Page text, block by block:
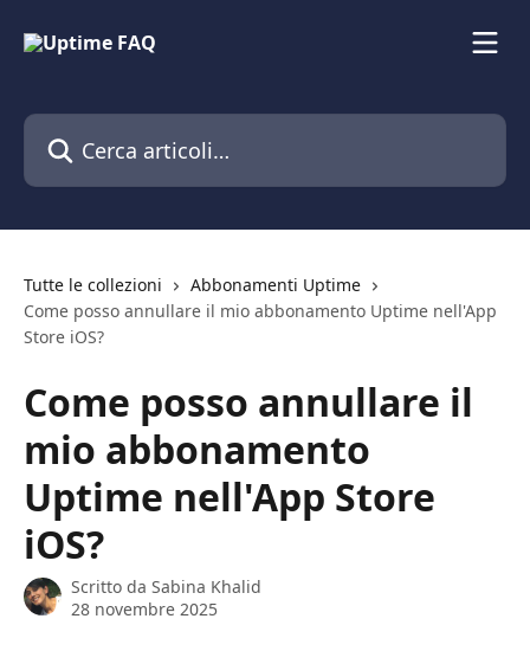
Cerca articoli…
Tutte le collezioni
Abbonamenti Uptime
Come posso annullare il mio abbonamento Uptime nell'App
Store iOS?
Come posso annullare il
mio abbonamento
Uptime nell'App Store
iOS?
Scritto da Sabina Khalid
28 novembre 2025